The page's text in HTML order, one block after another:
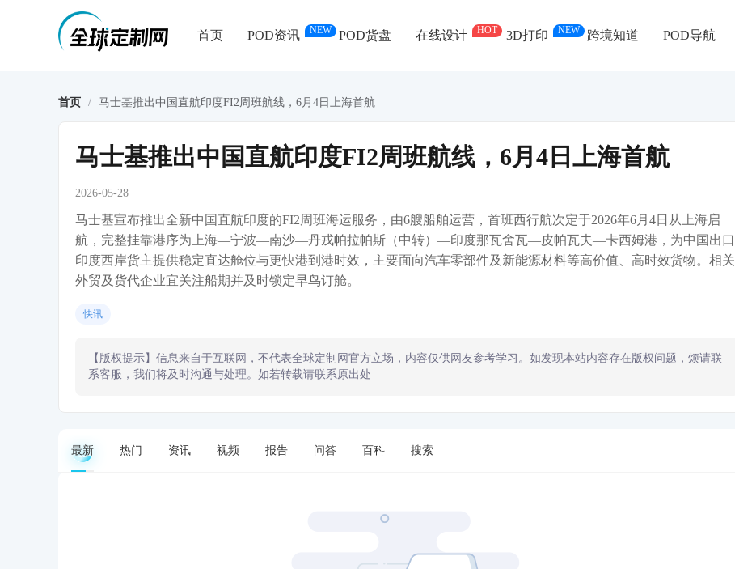
首页 POD资讯 NEW POD货盘 在线设计 HOT 3D打印 NEW 跨境知道 POD导航
首页 / 马士基推出中国直航印度FI2周班航线，6月4日上海首航
马士基推出中国直航印度FI2周班航线，6月4日上海首航
2026-05-28
马士基宣布推出全新中国直航印度的FI2周班海运服务，由6艘船舶运营，首班西行航次定于2026年6月4日从上海启
航，完整挂靠港序为上海—宁波—南沙—丹戎帕拉帕斯（中转）—印度那瓦舍瓦—皮帕瓦夫—卡西姆港，为中国出口
印度西岸货主提供稳定直达舱位与更快港到港时效，主要面向汽车零部件及新能源材料等高价值、高时效货物。相关
外贸及货代企业宜关注船期并及时锁定早鸟订舱。
快讯
【版权提示】信息来自于互联网，不代表全球定制网官方立场，内容仅供网友参考学习。如发现本站内容存在版权问题，烦请联
系客服，我们将及时沟通与处理。如若转载请联系原出处
最新 热门 资讯 视频 报告 问答 百科 搜索